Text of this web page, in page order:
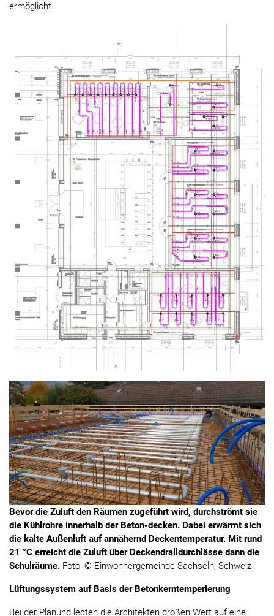
ermöglicht.
Bevor die Zuluft den Räumen zugeführt wird, durchströmt sie
die Kühlrohre innerhalb der Beton-decken. Dabei erwärmt sich
die kalte Außenluft auf annähernd Deckentemperatur. Mit rund
21 °C erreicht die Zuluft über Deckendralldurchlässe dann die
Schulräume. Foto: © Einwohnergemeinde Sachseln, Schweiz
Lüftungssystem auf Basis der Betonkerntemperierung
Bei der Planung legten die Architekten großen Wert auf eine